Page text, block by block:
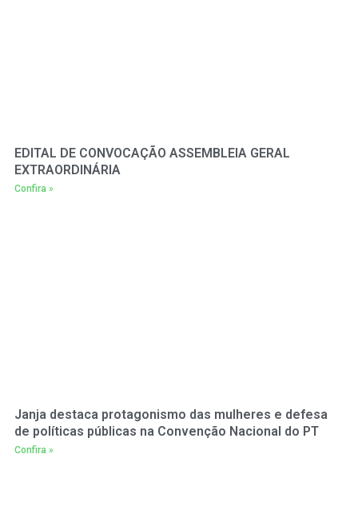
EDITAL DE CONVOCAÇÃO ASSEMBLEIA GERAL
EXTRAORDINÁRIA
Confira »
Janja destaca protagonismo das mulheres e defesa
de políticas públicas na Convenção Nacional do PT
Confira »